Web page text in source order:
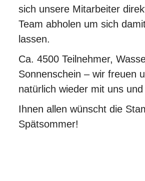
sich unsere Mitarbeiter
Team abholen um sich
lassen.
Ca. 4500 Teilnehmer,
Sonnenschein – wir freuen
natürlich wieder mit uns
Ihnen allen wünscht die
Spätsommer!